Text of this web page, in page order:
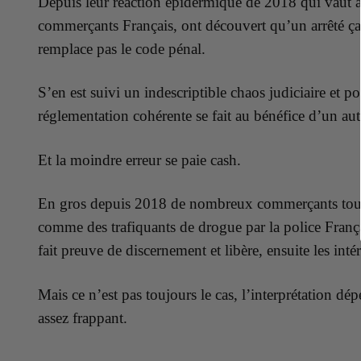
commerçants Français, ont découvert qu’un arrêté
remplace pas le code pénal.
S’en est suivi un indescriptible chaos judiciaire et
réglementation cohérente se fait au bénéfice d’un
Et la moindre erreur se paie cash.
En gros depuis 2018 de nombreux commerçants
comme des trafiquants de drogue par la police
fait preuve de discernement et libère, ensuite les
Mais ce n’est pas toujours le cas, l’interprétation
assez frappant.